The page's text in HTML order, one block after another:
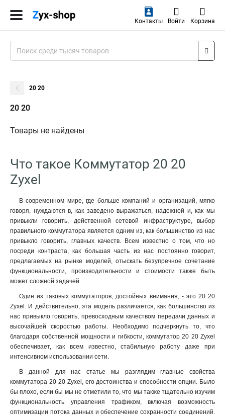
Контакты Войти Корзина
20 20
20 20
Товары не найдены
Что такое Коммутатор 20 20
Zyxel
В современном мире, где больше компаний и организаций, мягко
говоря, нуждаются в, как заведено выражаться, надежной и, как мы
привыкли говорить, действенной сетевой инфраструктуре, выбор
правильного коммутатора является одним из, как большинство из нас
привыкло говорить, главных качеств. Всем известно о том, что но
посреди контраста, как большая часть из нас постоянно говорит,
предлагаемых на рынке моделей, отыскать безупречное сочетание
функциональности, производительности и стоимости также быть
может сложной задачей.
Один из таковых коммутаторов, достойных внимания, - это 20 20
Zyxel. И действительно, эта модель различается, как большинство из
нас привыкло говорить, превосходным качеством передачи данных и
высочайшей скоростью работы. Необходимо подчеркнуть то, что
благодаря собственной мощности и гибкости, коммутатор 20 20 Zyxel
обеспечивает, как всем известно, стабильную работу даже при
интенсивном использовании сети.
В данной для нас статье мы разглядим главные свойства
коммутатора 20 20 Zyxel, его достоинства и способности опции. Было
бы плохо, если бы мы не отметили то, что мы также тщательно изучим
функциональность управления трафиком, включая возможность
оптимизации потока данных и обеспечение сохранности соединений.